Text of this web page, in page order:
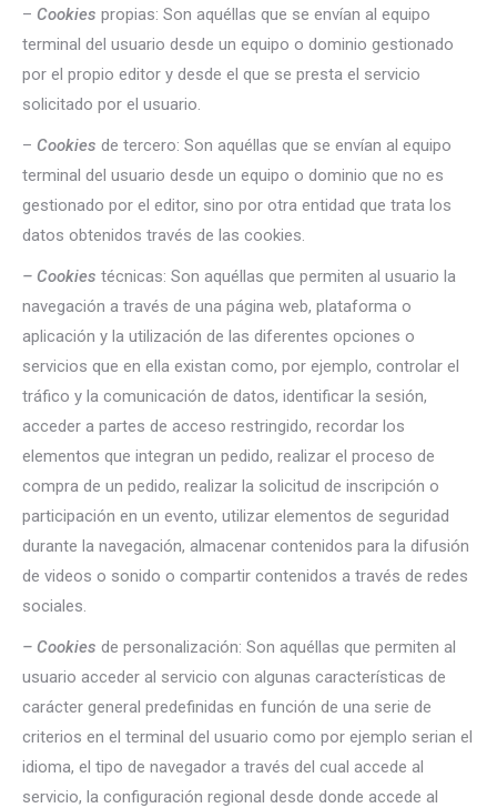
– Cookies propias: Son aquéllas que se envían al equipo
terminal del usuario desde un equipo o dominio gestionado
por el propio editor y desde el que se presta el servicio
solicitado por el usuario.
– Cookies de tercero: Son aquéllas que se envían al equipo
terminal del usuario desde un equipo o dominio que no es
gestionado por el editor, sino por otra entidad que trata los
datos obtenidos través de las cookies.
– Cookies técnicas: Son aquéllas que permiten al usuario la
navegación a través de una página web, plataforma o
aplicación y la utilización de las diferentes opciones o
servicios que en ella existan como, por ejemplo, controlar el
tráfico y la comunicación de datos, identificar la sesión,
acceder a partes de acceso restringido, recordar los
elementos que integran un pedido, realizar el proceso de
compra de un pedido, realizar la solicitud de inscripción o
participación en un evento, utilizar elementos de seguridad
durante la navegación, almacenar contenidos para la difusión
de videos o sonido o compartir contenidos a través de redes
sociales.
– Cookies de personalización: Son aquéllas que permiten al
usuario acceder al servicio con algunas características de
carácter general predefinidas en función de una serie de
criterios en el terminal del usuario como por ejemplo serian el
idioma, el tipo de navegador a través del cual accede al
servicio, la configuración regional desde donde accede al